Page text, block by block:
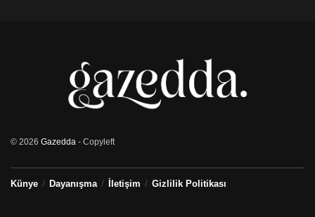
© 2026 Gazedda - Copyleft
Künye Dayanışma İletişim Gizlilik Politikası